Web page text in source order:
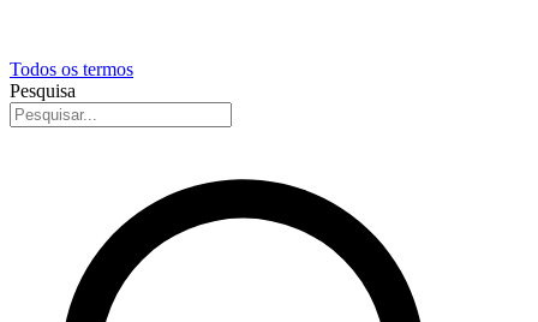
Todos os termos
Pesquisa